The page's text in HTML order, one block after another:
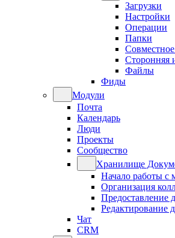
Загрузки
Настройки
Операции
Папки
Сторонняя
Файлы
Фиды
Модули
Почта
Календарь
Люди
Проекты
Сообщество
Хранилище
Начало работы с
Организация
Предоставление
Редактирование
Чат
CRM